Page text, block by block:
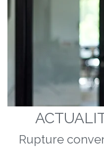
Rupture